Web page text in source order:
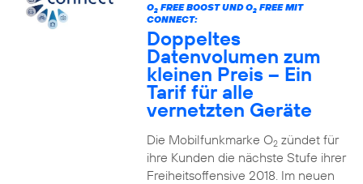
O2FREE BOOST UND O2FREE MIT
CONNECT:
Doppeltes
Datenvolumen zum
kleinen Preis – Ein
Tarif für alle
vernetzten Geräte
Die Mobilfunkmarke O2zündet für
ihre Kunden die nächste Stufe ihrer
Freiheitsoffensive 2018. Im neuen